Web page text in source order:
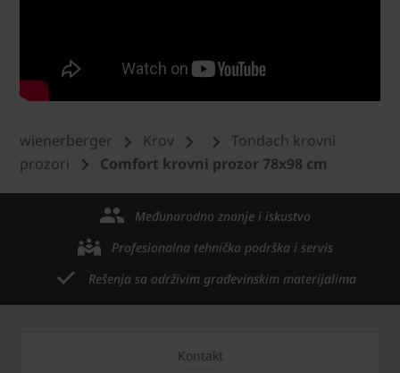
wienerberger Krov
Tondach krovni
prozori
Comfort krovni prozor 78x98 cm
Međunarodno znanje i iskustvo
Profesionalna tehnička podrška i servis
Rešenja sa održivim građevinskim materijalima
Kontakt